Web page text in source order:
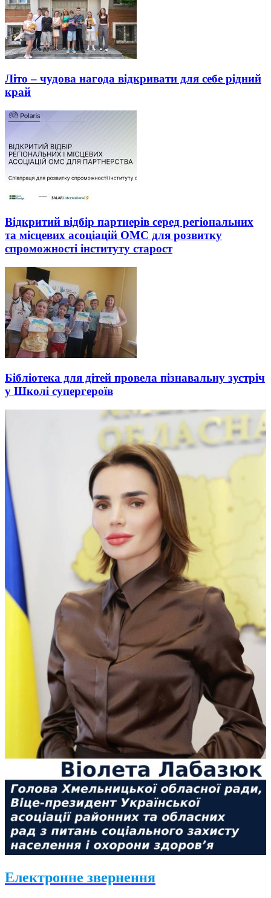
Літо – чудова нагода відкривати для себе рідний
край
Відкритий відбір партнерів серед регіональних
та місцевих асоціацій ОМС для розвитку
спроможності інституту старост
Бібліотека для дітей провела пізнавальну зустріч
у Школі супергероїв
Електронне звернення